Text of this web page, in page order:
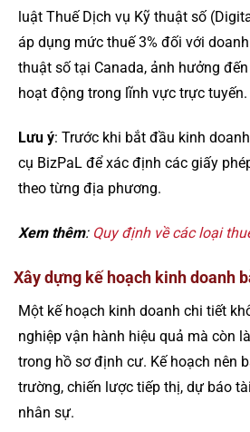
luật Thuế Dịch vụ Kỹ thuật số
áp dụng mức thuế 3% đối với
thuật số tại Canada, ảnh hưởng
hoạt động trong lĩnh vực trực tuyến.
Lưu ý: Trước khi bắt đầu kinh
cụ BizPaL để xác định các giấy
theo từng địa phương.
Xem thêm: Quy định về các loại
Xây dựng kế hoạch kinh doanh
Một kế hoạch kinh doanh chi tiết
nghiệp vận hành hiệu quả mà còn
trong hồ sơ định cư. Kế hoạch nên
trường, chiến lược tiếp thị, dự báo
nhân sự.